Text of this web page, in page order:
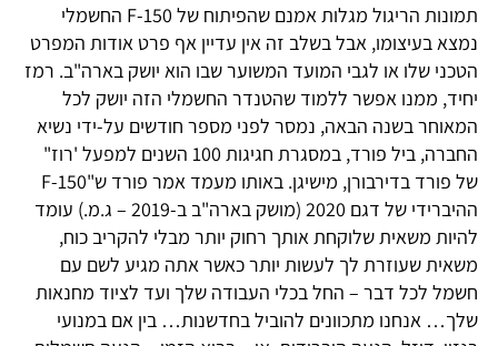
תמונות הריגול מגלות אמנם שהפיתוח של F-150 החשמלי
נמצא בעיצומו, אבל בשלב זה אין עדיין אף פרט אודות המפרט
הטכני שלו או לגבי המועד המשוער שבו הוא יושק בארה"ב. רמז
יחיד, ממנו אפשר ללמוד שהטנדר החשמלי הזה יושק לכל
המאוחר בשנה הבאה, נמסר לפני מספר חודשים על-ידי נשיא
החברה, ביל פורד, במסגרת חגיגות 100 השנים למפעל 'רוז"
של פורד בדירבורן, מישיגן. באותו מעמד אמר פורד ש"F-150
ההיברידי של דגם 2020 (מושק בארה"ב ב-2019 – ג.מ.) עומד
להיות משאית שלוקחת אותך רחוק יותר מבלי להקריב כוח,
משאית שעוזרת לך לעשות יותר כאשר אתה מגיע לשם עם
חשמל לכל דבר – החל בכלי העבודה שלך ועד לציוד מחנאות
שלך… אנחנו מתכוונים להוביל בחדשנות… בין אם במנועי